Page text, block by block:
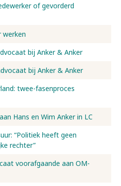
of gevorderd
werken
bij Anker & Anker
bij Anker & Anker
twee-fasenproces
Hans en Wim Anker in LC
“Politiek heeft geen
rechter”
voorafgaande aan OM-